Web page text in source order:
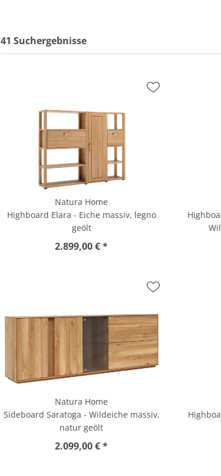
41 Suchergebnisse
Natura Home
Highboard Elara - Eiche massiv, legno
geölt
2.899,00 € *
Natura Home
Sideboard Saratoga - Wildeiche massiv,
natur geölt
2.099,00 € *